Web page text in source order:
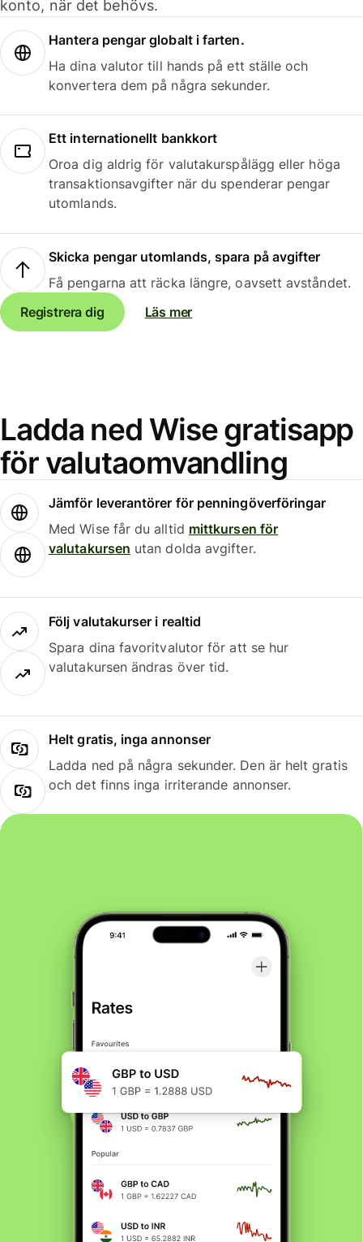
konto, när det behövs.
Hantera pengar globalt i farten.
Ha dina valutor till hands på ett ställe och
konvertera dem på några sekunder.
Ett internationellt bankkort
Oroa dig aldrig för valutakurspålägg eller höga
transaktionsavgifter när du spenderar pengar
utomlands.
Skicka pengar utomlands, spara på avgifter
Få pengarna att räcka längre, oavsett avståndet.
Registrera dig
Läs mer
Ladda ned Wise gratisapp
för valutaomvandling
Jämför leverantörer för penningöverföringar
Med Wise får du alltid mittkursen för
valutakursen utan dolda avgifter.
Följ valutakurser i realtid
Spara dina favoritvalutor för att se hur
valutakursen ändras över tid.
Helt gratis, inga annonser
Ladda ned på några sekunder. Den är helt gratis
och det finns inga irriterande annonser.